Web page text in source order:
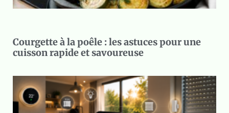
Courgette à la poêle : les astuces pour une
cuisson rapide et savoureuse